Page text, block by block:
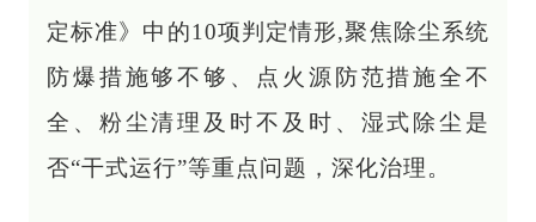
定标准》中的10项判定情形,聚焦除尘系统
防爆措施够不够、点火源防范措施全不
全、粉尘清理及时不及时、湿式除尘是
否“干式运行”等重点问题，深化治理。